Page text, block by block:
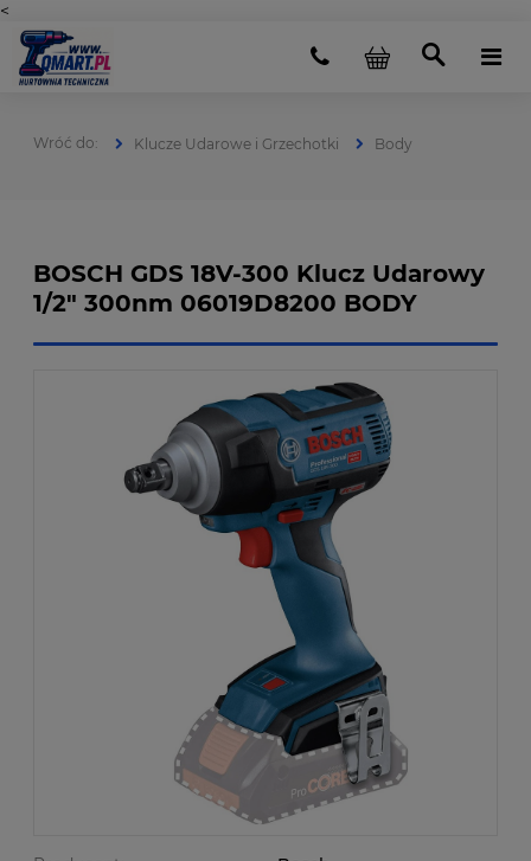
<
Klucze Udarowe i Grzechotki Body
BOSCH GDS 18V-300 Klucz Udarowy
1/2" 300nm 06019D8200 BODY